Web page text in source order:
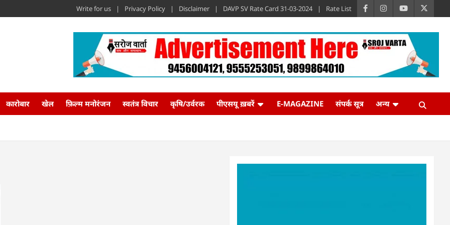
Write for us Privacy Policy Disclaimer DAVP SV Rate Card 31-03-2024 Rate List
कारोबार खेल फ़िल्म मनोरंजन स्वतंत्र विचार कृषि/उर्वरक पीएसयू ख़बरें E-MAGAZINE संपर्क सूत्र अन्य